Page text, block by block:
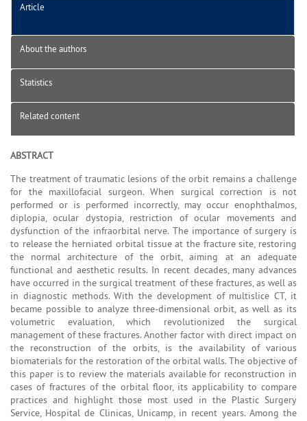
Article
About the authors
Statistics
Related content
ABSTRACT
The treatment of traumatic lesions of the orbit remains a challenge
for the maxillofacial surgeon. When surgical correction is not
performed or is performed incorrectly, may occur enophthalmos,
diplopia, ocular dystopia, restriction of ocular movements and
dysfunction of the infraorbital nerve. The importance of surgery is
to release the herniated orbital tissue at the fracture site, restoring
the normal architecture of the orbit, aiming at an adequate
functional and aesthetic results. In recent decades, many advances
have occurred in the surgical treatment of these fractures, as well as
in diagnostic methods. With the development of multislice CT, it
became possible to analyze three-dimensional orbit, as well as its
volumetric evaluation, which revolutionized the surgical
management of these fractures. Another factor with direct impact on
the reconstruction of the orbits, is the availability of various
biomaterials for the restoration of the orbital walls. The objective of
this paper is to review the materials available for reconstruction in
cases of fractures of the orbital floor, its applicability to compare
practices and highlight those most used in the Plastic Surgery
Service, Hospital de Clinicas, Unicamp, in recent years. Among the